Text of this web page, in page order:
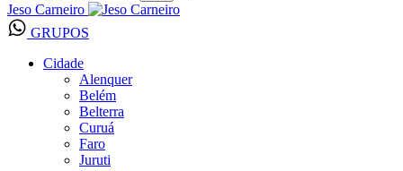
Jeso Carneiro
GRUPOS
Cidade
Alenquer
Belém
Belterra
Curuá
Faro
Juruti